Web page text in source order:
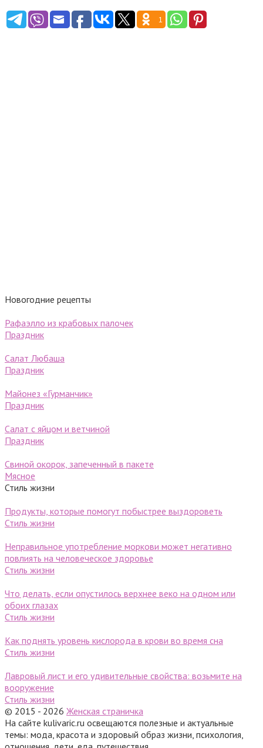
1
Новогодние рецепты
Рафаэлло из крабовых палочек
Праздник
Салат Любаша
Праздник
Майонез «Гурманчик»
Праздник
Салат с яйцом и ветчиной
Праздник
Свиной окорок, запеченный в пакете
Мясное
Стиль жизни
Продукты, которые помогут побыстрее выздороветь
Стиль жизни
Неправильное употребление моркови может негативно
повлиять на человеческое здоровье
Стиль жизни
Что делать, если опустилось верхнее веко на одном или
обоих глазах
Стиль жизни
Как поднять уровень кислорода в крови во время сна
Стиль жизни
Лавровый лист и его удивительные свойства: возьмите на
вооружение
Стиль жизни
© 2015 - 2026 Женская страничка
На сайте kulivaric.ru освещаются полезные и актуальные
темы: мода, красота и здоровый образ жизни, психология,